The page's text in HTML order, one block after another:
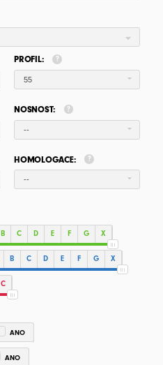
PROFIL:
55
NOSNOST:
--
HOMOLOGACE:
--
B C D E F G X
B C D E F G X
C
ANO
ANO